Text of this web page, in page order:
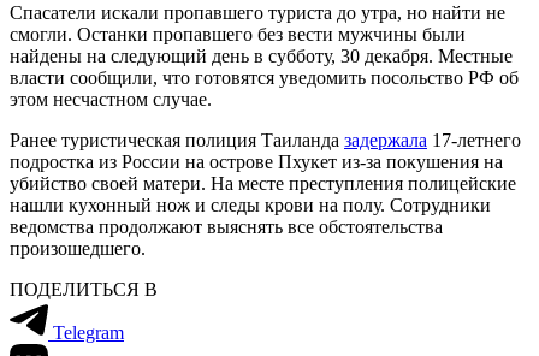
Спасатели искали пропавшего туриста до утра, но найти не
смогли. Останки пропавшего без вести мужчины были
найдены на следующий день в субботу, 30 декабря. Местные
власти сообщили, что готовятся уведомить посольство РФ об
этом несчастном случае.
Ранее туристическая полиция Таиланда задержала 17-летнего
подростка из России на острове Пхукет из-за покушения на
убийство своей матери. На месте преступления полицейские
нашли кухонный нож и следы крови на полу. Сотрудники
ведомства продолжают выяснять все обстоятельства
произошедшего.
ПОДЕЛИТЬСЯ В
Telegram